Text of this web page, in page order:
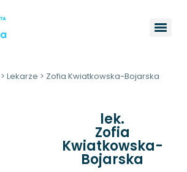
> Lekarze > Zofia Kwiatkowska-Bojarska
lek.
Zofia
Kwiatkowska-
Bojarska